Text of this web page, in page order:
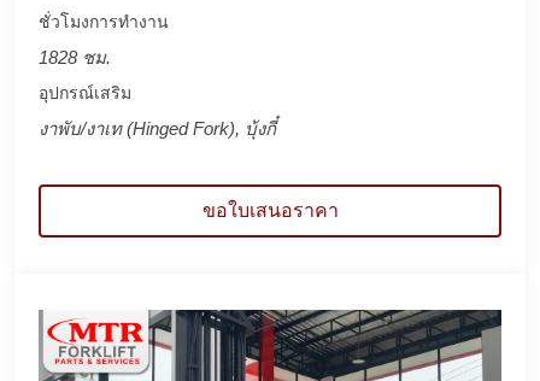
ชั่วโมงการทำงาน
1828 ชม.
อุปกรณ์เสริม
งาพับ/งาเท (Hinged Fork), บุ้งกี๋
ขอใบเสนอราคา